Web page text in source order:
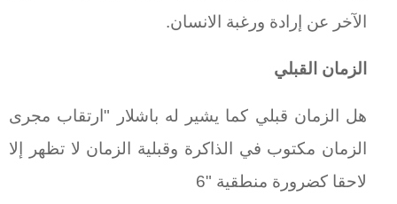
الآخر عن إرادة ورغبة الانسان.
الزمان القبلي
هل الزمان قبلي كما يشير له باشلار "ارتقاب مجرى
الزمان مكتوب في الذاكرة وقبلية الزمان لا تظهر إلا
لاحقا كضرورة منطقية "6